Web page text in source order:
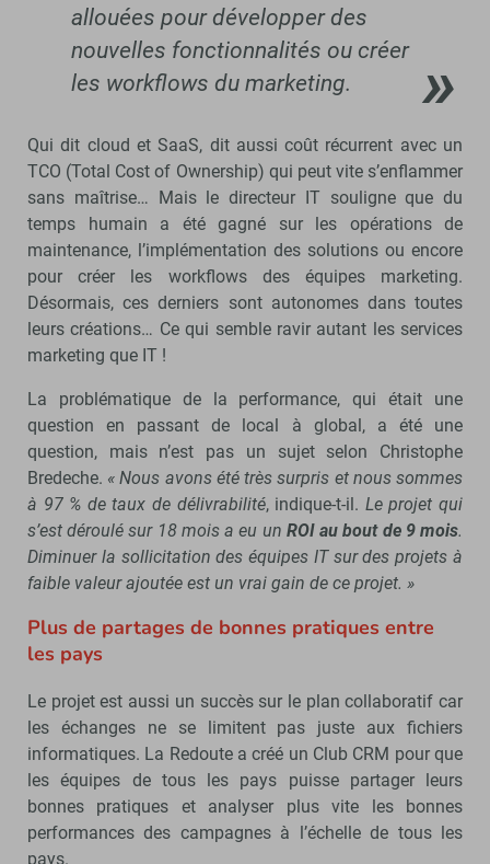
allouées pour développer des
nouvelles fonctionnalités ou créer
les workflows du marketing.
Qui dit cloud et SaaS, dit aussi coût récurrent avec un
TCO (Total Cost of Ownership) qui peut vite s’enflammer
sans maîtrise… Mais le directeur IT souligne que du
temps humain a été gagné sur les opérations de
maintenance, l’implémentation des solutions ou encore
pour créer les workflows des équipes marketing.
Désormais, ces derniers sont autonomes dans toutes
leurs créations… Ce qui semble ravir autant les services
marketing que IT !
La problématique de la performance, qui était une
question en passant de local à global, a été une
question, mais n’est pas un sujet selon Christophe
Bredeche. « Nous avons été très surpris et nous sommes
à 97 % de taux de délivrabilité, indique-t-il. Le projet qui
s’est déroulé sur 18 mois a eu un ROI au bout de 9 mois.
Diminuer la sollicitation des équipes IT sur des projets à
faible valeur ajoutée est un vrai gain de ce projet. »
Plus de partages de bonnes pratiques entre
les pays
Le projet est aussi un succès sur le plan collaboratif car
les échanges ne se limitent pas juste aux fichiers
informatiques. La Redoute a créé un Club CRM pour que
les équipes de tous les pays puisse partager leurs
bonnes pratiques et analyser plus vite les bonnes
performances des campagnes à l’échelle de tous les
pays.